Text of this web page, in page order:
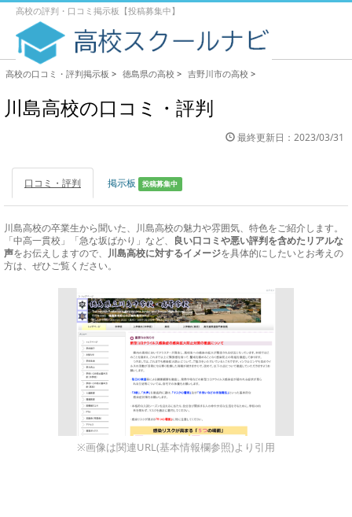
高校の評判・口コミ掲示板【投稿募集中】
高校の口コミ・評判掲示板 > 徳島県の高校 > 吉野川市の高校 >
川島高校の口コミ・評判
最終更新日：2023/03/31
口コミ・評判 掲示板 投稿募集中
川島高校の卒業生から聞いた、川島高校の魅力や雰囲気、特色をご紹介します。
「中高一貫校」「急な坂ばかり」など、
良い口コミや悪い評判を含めたリアルな
声をお伝えしますので、 川島高校に対するイメージを具体的にしたいとお考えの
方は、ぜひご覧ください。
※画像は関連URL(基本情報欄参照)より引用